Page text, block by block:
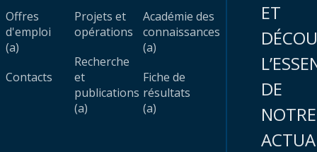
Offres
d'emploi
(a)
Contacts
Projets et
opérations
Recherche
et
publications
(a)
Académie des
connaissances
(a)
Fiche de
résultats
(a)
ET
DE
NOTRE